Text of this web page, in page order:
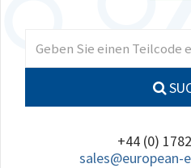
+44 (0)
sales@european-